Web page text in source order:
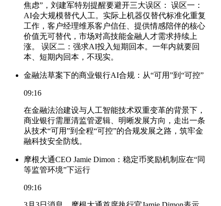
焦虑”，刘建军特别提醒要避开三大误区： 误区一：
AI会大规模替代人工。实际上机器仅替代标准化重复
工作，客户经理维系客户信任、提供情感陪伴的核心
价值无可替代，市场对高技能金融人才需求持续上
涨。 误区二：强求AI投入短期回本。一年内就要回
本、短期内回本，不现实。
金融法草案下的商业银行AI合规：从“可用”到“可控”
09:16
在金融法治建设与人工智能技术双重变革的背景下，
商业银行需厘清监管逻辑、明晰发展方向，走出一条
从技术“可用”到全程“可控”的合规发展之路，筑牢金
融科技安全防线。
摩根大通CEO Jamie Dimon：稳定币奖励机制应在“同
等监管环境”下运行
09:16